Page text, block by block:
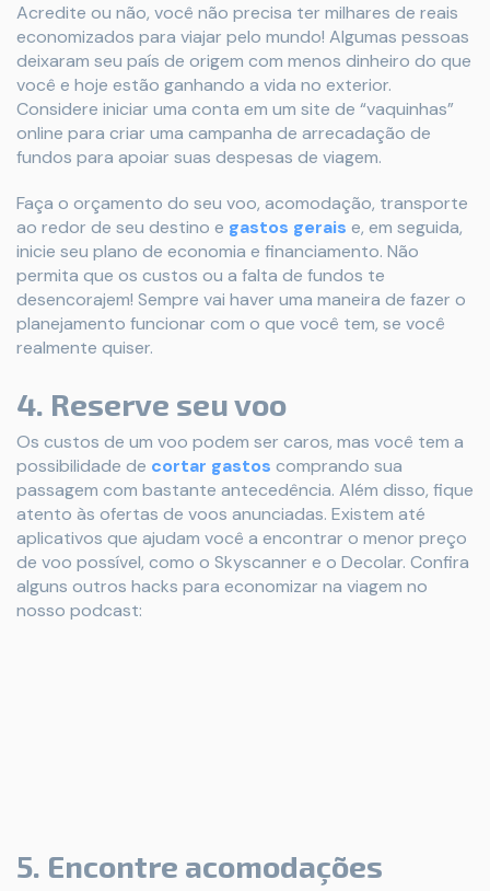
Acredite ou não, você não precisa ter milhares de reais
economizados para viajar pelo mundo! Algumas pessoas
deixaram seu país de origem com menos dinheiro do que
você e hoje estão ganhando a vida no exterior.
Considere iniciar uma conta em um site de “vaquinhas”
online para criar uma campanha de arrecadação de
fundos para apoiar suas despesas de viagem.
Faça o orçamento do seu voo, acomodação, transporte
ao redor de seu destino e gastos gerais e, em seguida,
inicie seu plano de economia e financiamento. Não
permita que os custos ou a falta de fundos te
desencorajem! Sempre vai haver uma maneira de fazer o
planejamento funcionar com o que você tem, se você
realmente quiser.
4. Reserve seu voo
Os custos de um voo podem ser caros, mas você tem a
possibilidade de cortar gastos comprando sua
passagem com bastante antecedência. Além disso, fique
atento às ofertas de voos anunciadas. Existem até
aplicativos que ajudam você a encontrar o menor preço
de voo possível, como o Skyscanner e o Decolar. Confira
alguns outros hacks para economizar na viagem no
nosso podcast:
5. Encontre acomodações